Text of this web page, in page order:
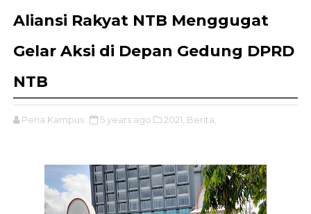
Aliansi Rakyat NTB Menggugat
Gelar Aksi di Depan Gedung DPRD
NTB
Pena Kampus 5 years ago 2021, Berita,